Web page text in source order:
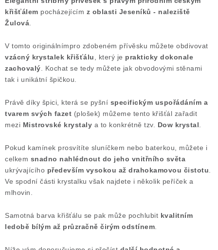
Výkup minerálů a drahých kamenů
Formulář pro uplatnění reklamace
Poučení o právu na odstoupení od smlouvy
křišťálem pocházejícím z oblasti Jeseníků - naleziště
Žulová
V tomto originálnímpro zdobeném přívěsku můžete obdivovat
vzácný krystalek křišťálu , který je prakticky dokonale
zachovalý . Kochat se tedy můžete jak obvodovými stěnami
tak i unikátní špičkou.
Právě díky špici, která se pyšní specifickým uspořádáním a
tvarem svých fazet (plošek) můžeme tento křišťál zařadit
mezi Mistrovské krystaly a to konkrétně tzv. Dow krystal
Pokud kamínek prosvítíte sluníčkem nebo baterkou, můžete i
celkem snadno nahlédnout do jeho vnitřního světa
ukrývajícího především vysokou až drahokamovou čistotu
Ve spodní části krystalku však najdete i několik peříček a
mlhovin.
Samotná barva křišťálu se pak může pochlubit kvalitním
ledobě bílým až průzračně čirým odstínem